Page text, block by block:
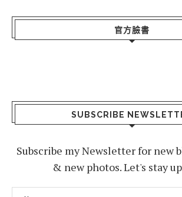
官方臉書
SUBSCRIBE
Subscribe my Newsletter for new
& new photos. Let's stay